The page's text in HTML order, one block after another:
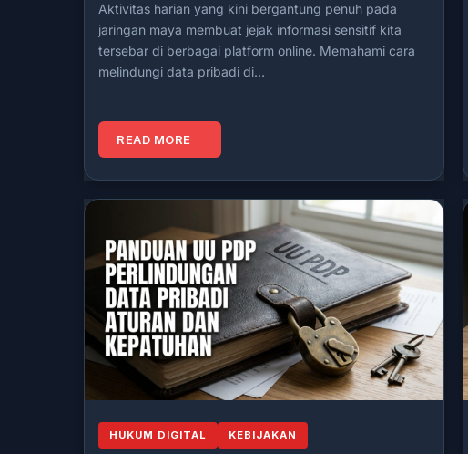
Aktivitas harian yang kini bergantung penuh pada
jaringan maya membuat jejak informasi sensitif kita
tersebar di berbagai platform online. Memahami cara
melindungi data pribadi di…
READ MORE
HUKUM DIGITAL KEBIJAKAN